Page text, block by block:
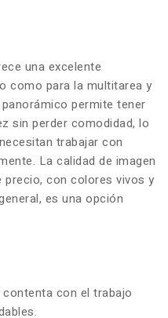
una excelente
como para la multitarea y
permite tener
sin perder comodidad, lo
trabajar con
La calidad de imagen
precio, con colores vivos y
es una opción
con el trabajo